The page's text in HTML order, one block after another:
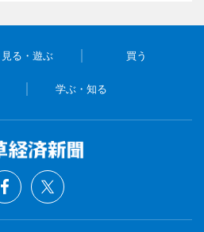
見る・遊ぶ 買う
学ぶ・知る